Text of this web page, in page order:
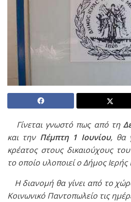
Γίνεται γνωστό πως από τη
και την Πέμπτη 1 Ιουνίου, θα
κρέατος στους δικαιούχους
το οποίο υλοποιεί ο Δήμος
Η διανομή θα γίνει από το
Κοινωνικό Παντοπωλείο τις